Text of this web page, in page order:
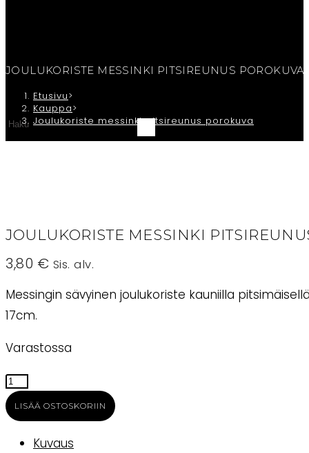
TILAUKSEN PERUUTUS/OTA YHTEYTTÄ
OSTOSKORI
JOULUKORISTE MESSINKI PITSIREUNUS POROKUVA
Etusivu>
Kauppa>
Joulukoriste messinki pitsireunus porokuva
JOULUKORISTE MESSINKI
3,80 € Sis. alv.
Messingin sävyinen joulukoriste kauniilla
17cm.
Varastossa
Joulukoriste
messinki
pitsireunus
porokuva
LISÄÄ OSTOSKORIIN
Kuvaus